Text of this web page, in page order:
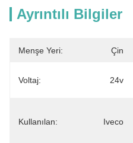
Ayrıntılı Bilgiler
Menşe Yeri: Çin
Voltaj: 24v
Kullanılan: Iveco